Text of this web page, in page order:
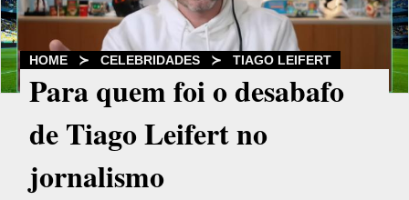
HOME ≻ CELEBRIDADES ≻ TIAGO LEIFERT
Para quem foi o desabafo
de Tiago Leifert no
jornalismo